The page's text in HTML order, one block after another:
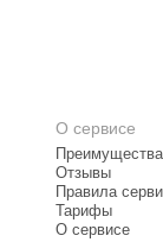
О сервисе
Преимущества
Отзывы
Правила
Тарифы
О сервисе